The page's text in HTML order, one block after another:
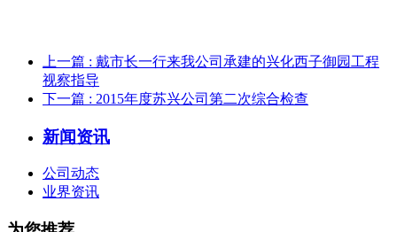
上一篇 : 戴市长一行来我公司承建的兴化西子御园工程
视察指导
下一篇 : 2015年度苏兴公司第二次综合检查
新闻资讯
公司动态
业界资讯